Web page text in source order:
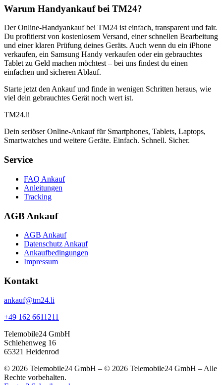
Warum Handyankauf bei TM24?
Der Online-Handyankauf bei TM24 ist einfach, transparent und fair.
Du profitierst von kostenlosem Versand, einer schnellen Bearbeitung
und einer klaren Prüfung deines Geräts. Auch wenn du ein iPhone
verkaufen, ein Samsung Handy verkaufen oder ein gebrauchtes
Tablet zu Geld machen möchtest – bei uns findest du einen
einfachen und sicheren Ablauf.
Starte jetzt den Ankauf und finde in wenigen Schritten heraus, wie
viel dein gebrauchtes Gerät noch wert ist.
TM24.li
Dein seriöser Online-Ankauf für Smartphones, Tablets, Laptops,
Smartwatches und weitere Geräte. Einfach. Schnell. Sicher.
Service
FAQ Ankauf
Anleitungen
Tracking
AGB Ankauf
AGB Ankauf
Datenschutz Ankauf
Ankaufbedingungen
Impressum
Kontakt
ankauf@tm24.li
+49 162 6611211
Telemobile24 GmbH
Schlehenweg 16
65321 Heidenrod
© 2026 Telemobile24 GmbH – © 2026 Telemobile24 GmbH – Alle
Rechte vorbehalten.